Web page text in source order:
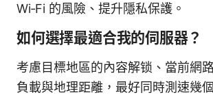
Wi‑Fi 的風險、提升隱私保護。
如何選擇最適合我的伺服器？
考慮目標地區的內容解锁、當前網
負載與地理距離，最好同時測速幾